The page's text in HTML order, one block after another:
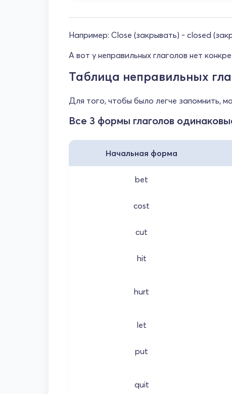
Например: Close (закрывать) - closed
А вот у неправильных глаголов нет
Таблица неправильных
Для того, чтобы было легче запомнить,
Все 3 формы глаголов
Начальная форма
bet
cost
cut
hit
hurt
let
put
quit